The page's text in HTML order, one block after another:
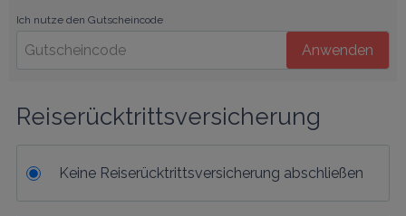
Ich nutze den Gutscheincode
Anwenden
Reiserücktrittsversicherung
Keine Reiserücktrittsversicherung abschließen